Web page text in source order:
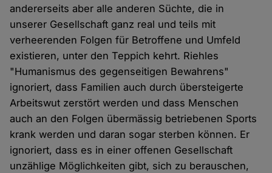
andererseits aber alle anderen Süchte, die in
unserer Gesellschaft ganz real und teils mit
verheerenden Folgen für Betroffene und Umfeld
existieren, unter den Teppich kehrt. Riehles
"Humanismus des gegenseitigen Bewahrens"
ignoriert, dass Familien auch durch übersteigerte
Arbeitswut zerstört werden und dass Menschen
auch an den Folgen übermässig betriebenen Sports
krank werden und daran sogar sterben können. Er
ignoriert, dass es in einer offenen Gesellschaft
unzählige Möglichkeiten gibt, sich zu berauschen,